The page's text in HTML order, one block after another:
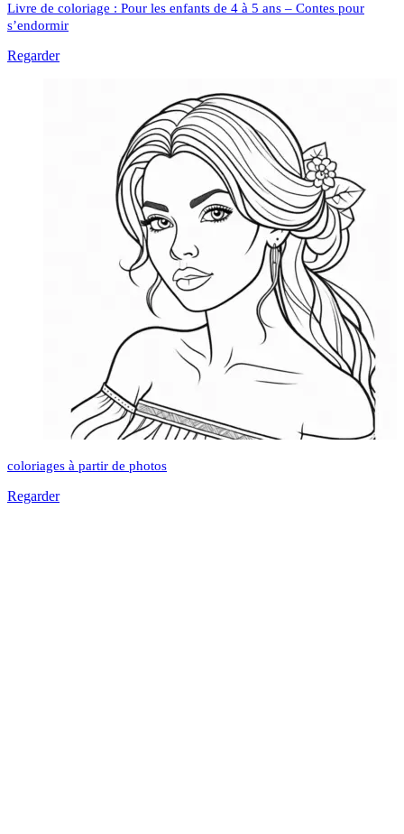
Livre de coloriage : Pour les enfants de 4 à 5 ans – Contes pour
s’endormir
Regarder
coloriages à partir de photos
Regarder